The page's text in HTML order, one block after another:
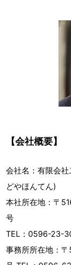
【会社概要】
会社名：有限会
どやほんてん)
本社所在地：〒
号
TEL：0596-23-
事務所所在地：